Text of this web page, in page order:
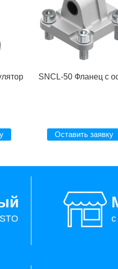
SNCL-50 Фланец с
Оставить заявку